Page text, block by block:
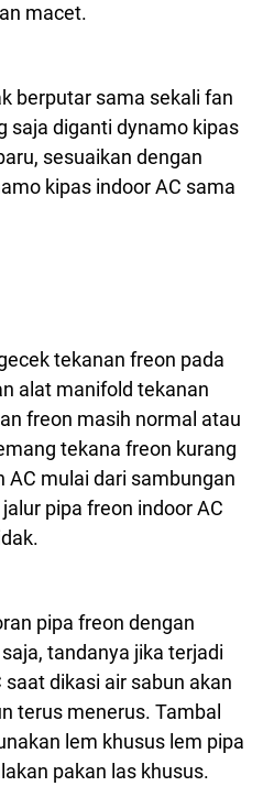
macet.
berputar sama sekali fan
saja diganti dynamo kipas
sesuaikan dengan
kipas indoor AC sama
tekanan freon pada
alat manifold tekanan
freon masih normal atau
tekana freon kurang
AC mulai dari sambungan
pipa freon indoor AC
pipa freon dengan
tandanya jika terjadi
dikasi air sabun akan
terus menerus. Tambal
lem khusus lem pipa
pakan las khusus.